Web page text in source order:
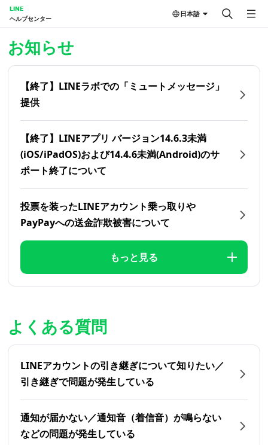
LINE
ヘルプセンター
日本語
お知らせ
【終了】LINEラボでの「ミュートメッセージ」
提供
【終了】LINEアプリ バージョン14.6.3未満
(iOS/iPadOS)および14.4.6未満(Android)のサ
ポート終了について
投票を装ったLINEアカウント乗っ取りや
PayPayへの送金詐欺被害について
もっと見る
よくある質問
LINEアカウントの引き継ぎについて知りたい／
引き継ぎで問題が発生している
通知が届かない／通知音（着信音）が鳴らない
などの問題が発生している